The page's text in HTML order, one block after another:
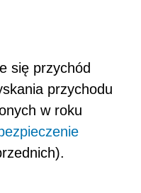
się przychód
przychodu
w roku